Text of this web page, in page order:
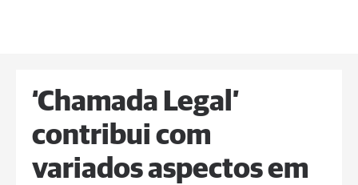
‘Chamada Legal’
contribui com
variados aspectos em